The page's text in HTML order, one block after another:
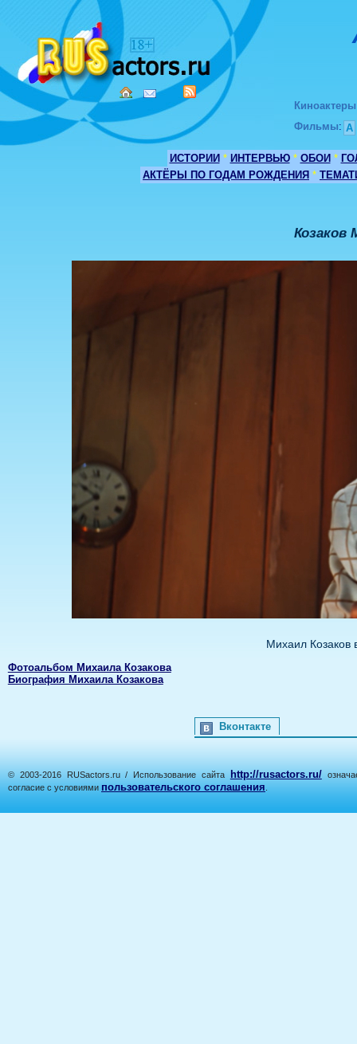
Киноактеры
Фильмы: А
ИСТОРИИ * ИНТЕРВЬЮ * ОБОИ *
АКТЁРЫ ПО ГОДАМ РОЖДЕНИЯ *
Козаков
Михаил Козаков
Фотоальбом Михаила Козакова
Биография Михаила Козакова
Вконтакте
© 2003-2016 RUSactors.ru / Использование сайта http://rusactors.ru/
согласие с условиями пользовательского соглашения